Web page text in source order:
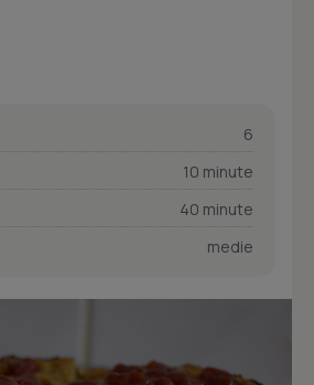
6
10 minute
40 minute
medie